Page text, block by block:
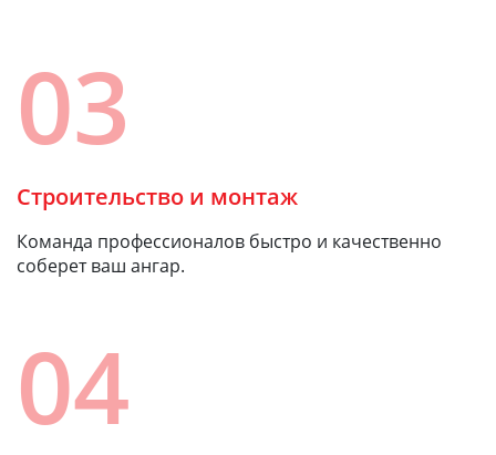
03
Строительство и монтаж
Команда профессионалов быстро и качественно
соберет ваш ангар.
04